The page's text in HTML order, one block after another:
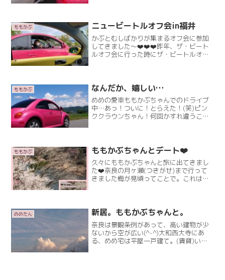
り「なんともない！」ってRead More
ももかぶ ニュービートルオフ会in福井
かぶとむしばかりが集まるオフ会に参加
してきました～❤️❤️❤️昨年、ザ・ビート
ルオフ会に行った時にザ・ビートルオフ
だん明るくRead More
ももかぶ なんだか、嬉しい…
めめの愛車ももかぶちゃんでのドライブ
中…あっ！ついに！とらえた！(笑)ピン
ククラウンちゃん！何回かすれ違うこと
塗料が、一緒なのですRead More
ももかぶ ももかぶちゃんとデート❤️
久々にももかぶちゃんと旅に出てきまし
た❤️奈良の月ヶ瀬(つきがせ)まで行って
きました梅が見頃ってことで。これは、
めめたん 新居。ももかぶちゃんと。
奈良は景観条例があって、高い建物が少
ないから空が広い(^-^)大和西大寺にあ
る、めめ宅は平屋一戸建て。(賃貸)いま